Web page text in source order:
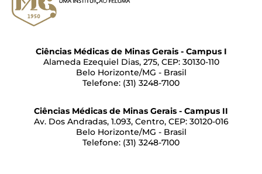
Ciências Médicas de Minas Gerais - Campus I
Alameda Ezequiel Dias, 275, CEP: 30130-110
Belo Horizonte/MG - Brasil
Telefone: (31) 3248-7100
Ciências Médicas de Minas Gerais - Campus II
Av. Dos Andradas, 1.093, Centro, CEP: 30120-016
Belo Horizonte/MG - Brasil
Telefone: (31) 3248-7100